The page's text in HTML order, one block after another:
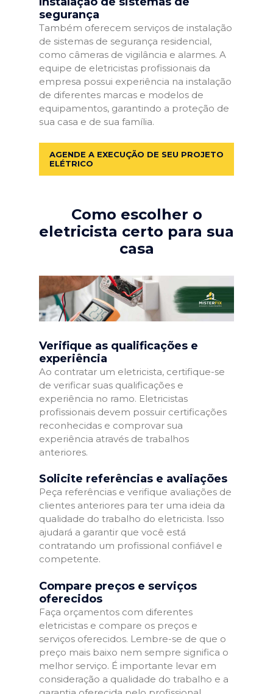
segurança
Também oferecem serviços de instalação
de sistemas de segurança residencial,
como câmeras de vigilância e alarmes. A
equipe de eletricistas profissionais da
empresa possui experiência na instalação
de diferentes marcas e modelos de
equipamentos, garantindo a proteção de
sua casa e de sua família.
AGENDE A EXECUÇÃO DE SEU PROJETO
ELÉTRICO
Como escolher o
eletricista certo para sua
casa
Verifique as qualificações e
experiência
Ao contratar um eletricista, certifique-se
de verificar suas qualificações e
experiência no ramo. Eletricistas
profissionais devem possuir certificações
reconhecidas e comprovar sua
experiência através de trabalhos
anteriores.
Solicite referências e avaliações
Peça referências e verifique avaliações de
clientes anteriores para ter uma ideia da
qualidade do trabalho do eletricista. Isso
ajudará a garantir que você está
contratando um profissional confiável e
competente.
Compare preços e serviços
oferecidos
Faça orçamentos com diferentes
eletricistas e compare os preços e
serviços oferecidos. Lembre-se de que o
preço mais baixo nem sempre significa o
melhor serviço. É importante levar em
consideração a qualidade do trabalho e a